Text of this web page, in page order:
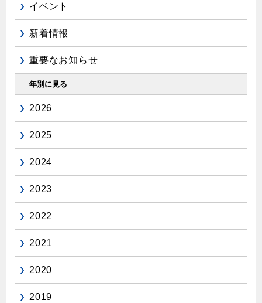
ガスを安全にお使いいただくために
安全対策
ガスメーターの役割と安全機能
古くなったガス管の交換のおすすめ
正しい接続で安全に
長期使用製品安全点検制度について
冬季の注意
保安体制について
ガス設備安全点検について
都市ガス切り替え事例
衣類乾燥機
リビング
ガスファンヒーター
ガス温水床暖房・ルームヒーター
イベント
新着情報
重要なお知らせ
年別に見る
2026
2025
2024
2023
2022
2021
2020
2019